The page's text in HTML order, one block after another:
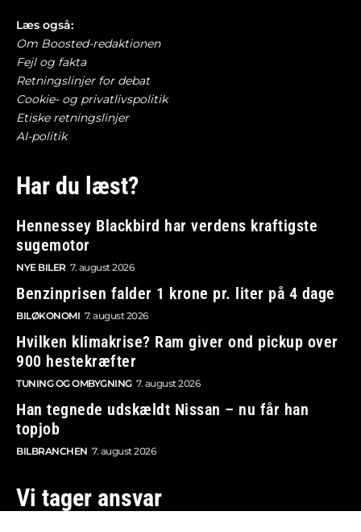
Læs også:
Om Boosted-redaktionen
Fejl og fakta
Retningslinjer for debat
Cookie- og privatlivspolitik
Etiske retningslinjer
AI-politik
Har du læst?
Hennessey Blackbird har verdens kraftigste
sugemotor
NYE BILER 7. august 2026
Benzinprisen falder 1 krone pr. liter på 4 dage
BILØKONOMI 7. august 2026
Hvilken klimakrise? Ram giver ond pickup over
900 hestekræfter
TUNING OG OMBYGNING 7. august 2026
Han tegnede udskældt Nissan – nu får han
topjob
BILBRANCHEN 7. august 2026
Vi tager ansvar